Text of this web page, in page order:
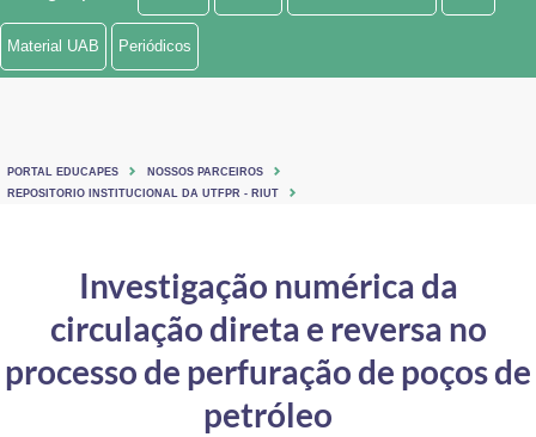
Ministério de Minas e Energia
Ministério do Turismo
Controladoria-Geral da União
Ministério da Mulher, da Família e dos Direitos Humanos
Material UAB Periódicos
PORTAL EDUCAPES
NOSSOS PARCEIROS
REPOSITORIO INSTITUCIONAL DA UTFPR - RIUT
Investigação numérica da
circulação direta e reversa no
processo de perfuração de poços de
petróleo